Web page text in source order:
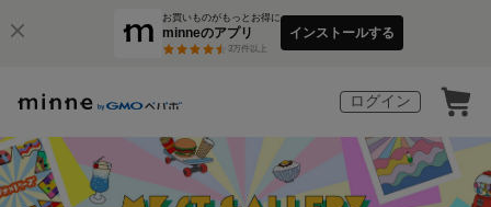
お買いものがもっとお得に
minneのアプリ
3万件以上
インストールする
ログイン